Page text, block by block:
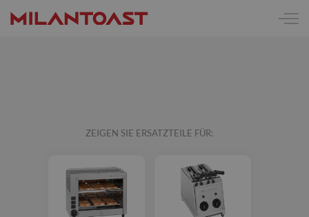
ZEIGEN SIE ERSATZTEILE FÜR: